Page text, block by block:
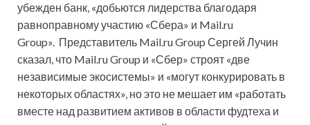
убежден банк, «добьются лидерства благодаря
равноправному участию «Сбера» и Mail.ru
Group». Представитель Mail.ru Group Сергей Лучин
сказал, что Mail.ru Group и «Сбер» строят «две
независимые экосистемы» и «могут конкурировать в
некоторых областях», но это не мешает им «работать
вместе над развитием активов в области фудтеха и